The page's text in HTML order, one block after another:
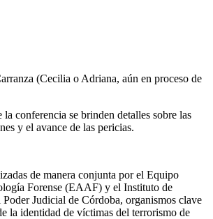
(Cecilia o Adriana, aún en proceso de
la conferencia se brinden detalles sobre las
y el avance de las pericias.
de manera conjunta por el Equipo
Forense (EAAF) y el Instituto de
Judicial de Córdoba, organismos clave
la identidad de víctimas del terrorismo de